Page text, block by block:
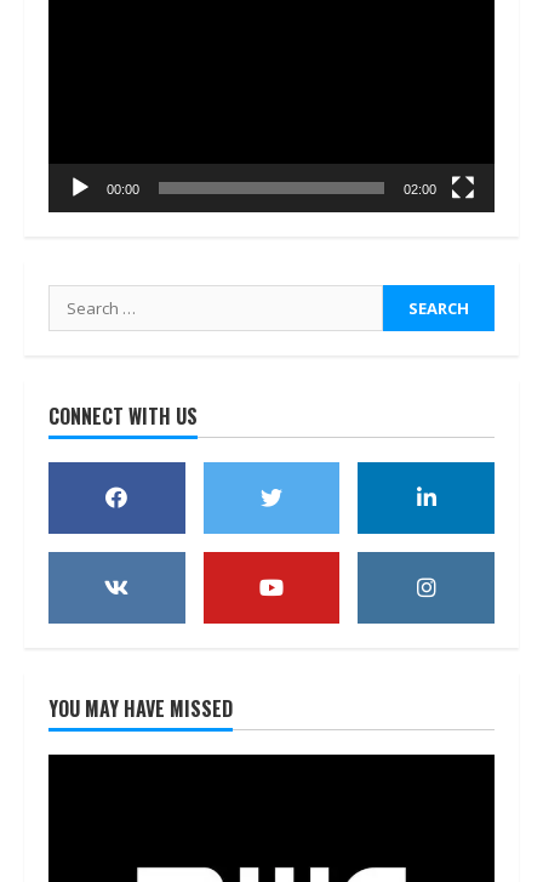
00:00 02:00
Search
for:
CONNECT WITH US
YOU MAY HAVE MISSED